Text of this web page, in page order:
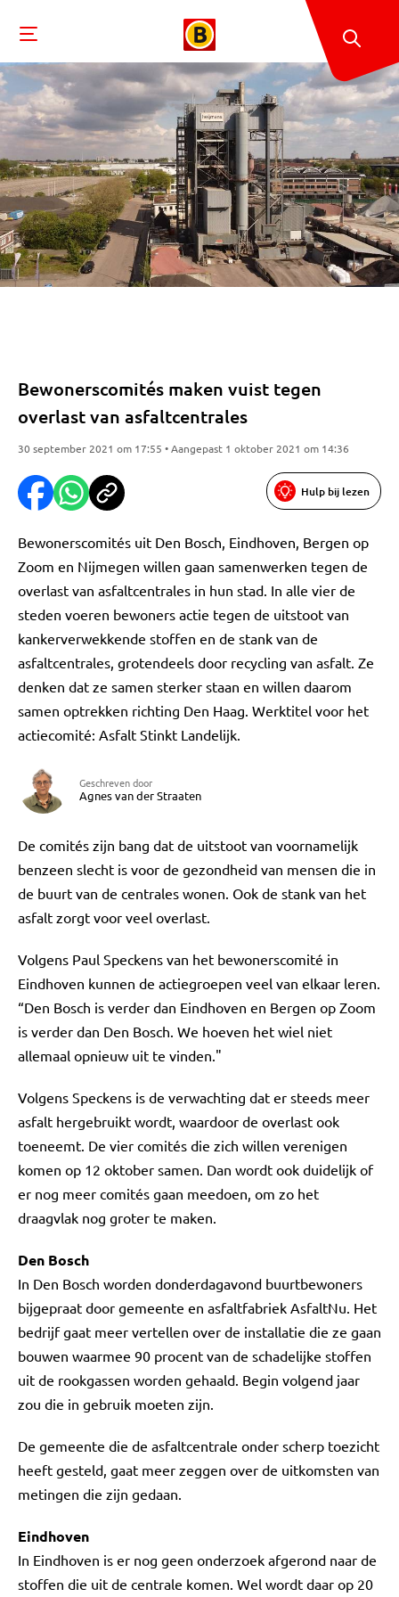
Bewonerscomités maken vuist tegen
overlast van asfaltcentrales
30 september 2021 om 17:55 • Aangepast 1 oktober 2021 om 14:36
Hulp bij lezen
Bewonerscomités uit Den Bosch, Eindhoven, Bergen op
Zoom en Nijmegen willen gaan samenwerken tegen de
overlast van asfaltcentrales in hun stad. In alle vier de
steden voeren bewoners actie tegen de uitstoot van
kankerverwekkende stoffen en de stank van de
asfaltcentrales, grotendeels door recycling van asfalt. Ze
denken dat ze samen sterker staan en willen daarom
samen optrekken richting Den Haag. Werktitel voor het
actiecomité: Asfalt Stinkt Landelijk.
Geschreven door
Agnes van der Straaten
De comités zijn bang dat de uitstoot van voornamelijk
benzeen slecht is voor de gezondheid van mensen die in
de buurt van de centrales wonen. Ook de stank van het
asfalt zorgt voor veel overlast.
Volgens Paul Speckens van het bewonerscomité in
Eindhoven kunnen de actiegroepen veel van elkaar leren.
“Den Bosch is verder dan Eindhoven en Bergen op Zoom
is verder dan Den Bosch. We hoeven het wiel niet
allemaal opnieuw uit te vinden."
Volgens Speckens is de verwachting dat er steeds meer
asfalt hergebruikt wordt, waardoor de overlast ook
toeneemt. De vier comités die zich willen verenigen
komen op 12 oktober samen. Dan wordt ook duidelijk of
er nog meer comités gaan meedoen, om zo het
draagvlak nog groter te maken.
Den Bosch
In Den Bosch worden donderdagavond buurtbewoners
bijgepraat door gemeente en asfaltfabriek AsfaltNu. Het
bedrijf gaat meer vertellen over de installatie die ze gaan
bouwen waarmee 90 procent van de schadelijke stoffen
uit de rookgassen worden gehaald. Begin volgend jaar
zou die in gebruik moeten zijn.
De gemeente die de asfaltcentrale onder scherp toezicht
heeft gesteld, gaat meer zeggen over de uitkomsten van
metingen die zijn gedaan.
Eindhoven
In Eindhoven is er nog geen onderzoek afgerond naar de
stoffen die uit de centrale komen. Wel wordt daar op 20